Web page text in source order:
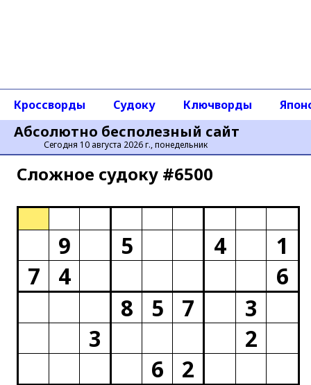
Абсолютно бесполезный сайт
Сегодня 10 августа 2026 г., понедельник
Кроссворды Судоку Ключворды
Сложное cудоку #6500
9 5 4
1
7
4
6
8
5 7
3
3
2
6
2